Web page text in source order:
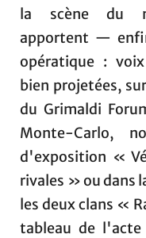
la scène du
apportent —
opératique :
bien projetées,
du Grimaldi
Monte-Carlo,
d'exposition «
rivales » ou dans
les deux clans «
tableau de